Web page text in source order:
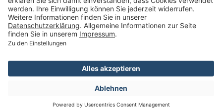
Service
Zahlungsmöglichkeiten
* Alle Preise inkl. gesetzl. Mehrwertsteuer.